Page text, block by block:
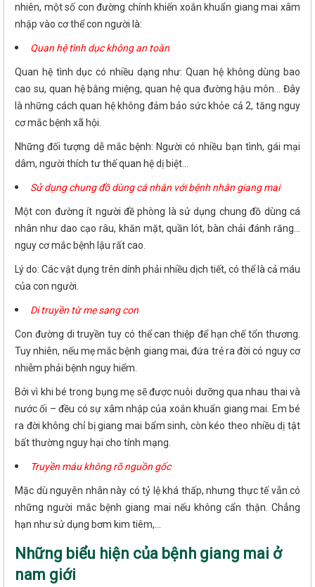
nhiên, một số con đường chính khiến xoắn khuẩn giang mai xâm
nhập vào cơ thể con người là:
Quan hệ tình dục không an toàn
Quan hệ tình dục có nhiều dạng như: Quan hệ không dùng bao
cao su, quan hệ bằng miệng, quan hệ qua đường hậu môn... Đây
là những cách quan hệ không đảm bảo sức khỏe cả 2, tăng nguy
cơ mắc bệnh xã hội.
Những đối tượng dễ mắc bệnh: Người có nhiều bạn tình, gái mại
dâm, người thích tư thế quan hệ dị biệt...
Sử dụng chung đồ dùng cá nhân với bệnh nhân giang mai
Một con đường ít người đề phòng là sử dụng chung đồ dùng cá
nhân như dao cạo râu, khăn mặt, quần lót, bàn chải đánh răng...
nguy cơ mắc bệnh lậu rất cao.
Lý do: Các vật dụng trên dính phải nhiều dịch tiết, có thể là cả máu
của con người.
Di truyền từ mẹ sang con
Con đường di truyền tuy có thể can thiệp để hạn chế tổn thương.
Tuy nhiên, nếu mẹ mắc bệnh giang mai, đứa trẻ ra đời có nguy cơ
nhiễm phải bệnh nguy hiểm.
Bởi vì khi bé trong bụng mẹ sẽ được nuôi dưỡng qua nhau thai và
nước ối – đều có sự xâm nhập của xoắn khuẩn giang mai. Em bé
ra đời không chỉ bị giang mai bẩm sinh, còn kéo theo nhiều dị tật
bất thường nguy hại cho tính mạng.
Truyền máu không rõ nguồn gốc
Mặc dù nguyên nhân này có tỷ lệ khá thấp, nhưng thực tế vẫn có
những người mắc bệnh giang mai nếu không cẩn thận. Chẳng
hạn như sử dụng bơm kim tiêm,...
Những biểu hiện của bệnh giang mai ở
nam giới